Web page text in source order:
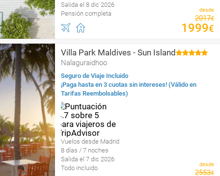
Salida el 8 dic 2026
Pensión completa
desde
2017€
1999€
Villa Park Maldives - Sun Island
Nalaguraidhoo
Seguro de Viaje Incluido
¡Paga hasta en 3 cuotas sin intereses! (Válido en
Tarifas Reembolsables)
Vuelos desde Madrid
8 días / 7 noches
Salida el 7 dic 2026
Todo incluido
desde
2553€